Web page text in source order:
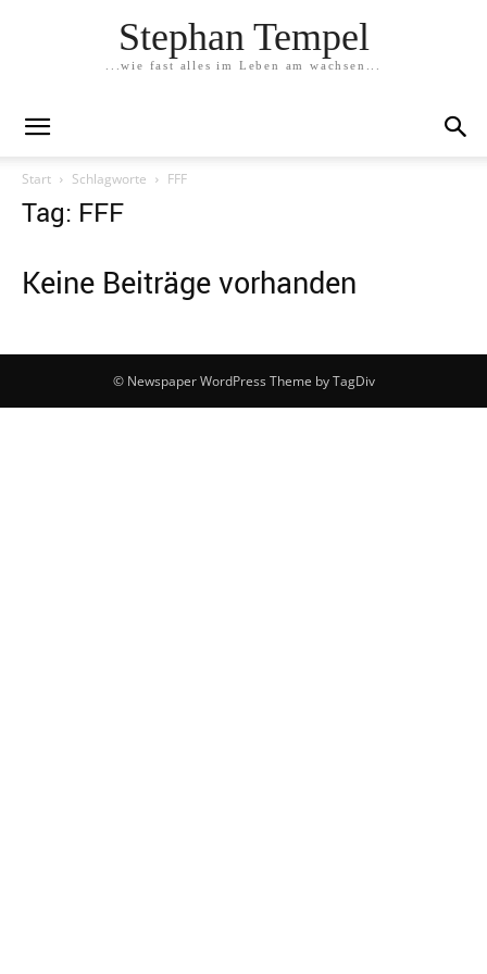
Stephan Tempel
...wie fast alles im Leben am wachsen...
Start Schlagworte FFF
Tag: FFF
Keine Beiträge vorhanden
© Newspaper WordPress Theme by TagDiv